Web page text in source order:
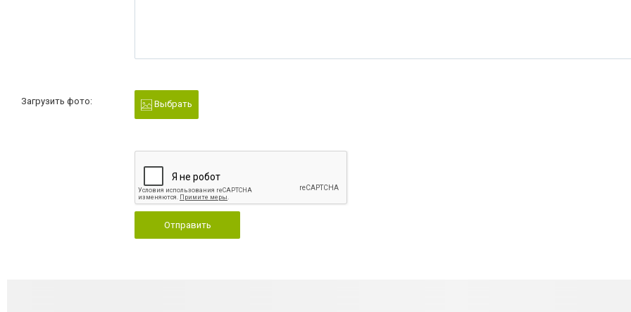
Загрузить фото: Выбрать
Отправить